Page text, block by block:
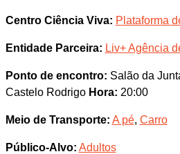
Centro Ciência Viva: Plataforma
Entidade Parceira: Liv+ Agência
Ponto de encontro: Salão da
Castelo Rodrigo Hora: 20:00
Meio de Transporte: A pé, Carro
Público-Alvo: Adultos